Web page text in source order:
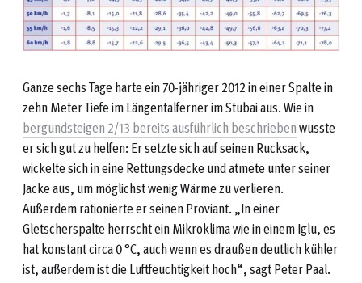
Ganze sechs Tage harte ein 70-jähriger 2012 in einer Spalte in
zehn Meter Tiefe im Längentalferner im Stubai aus. Wie in
bergundsteigen 2/13 bereits ausführlich beschriebenwusste
er sich gut zu helfen: Er setzte sich auf seinen Rucksack,
wickelte sich in eine Rettungsdecke und atmete unter seiner
Jacke aus, um möglichst wenig Wärme zu verlieren.
Außerdem rationierte er seinen Proviant. „In einer
Gletscherspalte herrscht ein Mikroklima wie in einem Iglu, es
hat konstant circa 0 °C, auch wenn es draußen deutlich kühler
ist, außerdem ist die Luftfeuchtigkeit hoch“, sagt Peter Paal.